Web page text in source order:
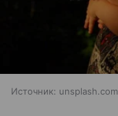
Источник: unsplash.com